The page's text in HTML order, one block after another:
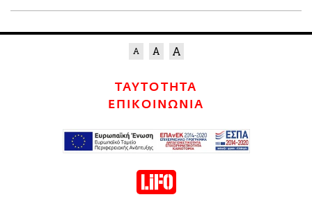
ΤΑΥΤΟΤΗΤΑ
ΕΠΙΚΟΙΝΩΝΙΑ